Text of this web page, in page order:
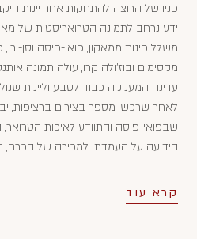
פניו של הרוצה להתחקות אחר יינות
ידע נרחב לתמונה הטרואריסטית של
משלל פינות ממאקון, פואי-פיסה וסן-ורו,
מקסימים ובוז'ולה קרו, עולה תמונה
עדינה המעניקה כבוד לטבע וליינות
לאחר שרכש, מספר בצירים ברציפות,
שבפואי-פיסה והתוודע לאיכות הטרואר,
הידיעה על העמדתו למכירה של הכרם,
קרא עוד